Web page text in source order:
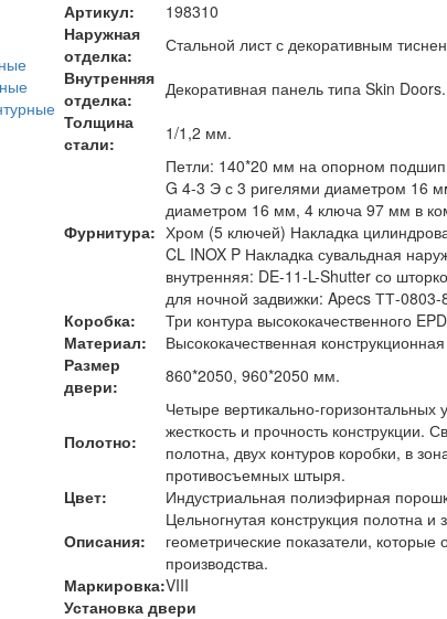
Артикул:
198310
Наружная
отделка:
Стальной лист с декоративным
Внутренняя
отделка:
Декоративная панель типа Skin
Толщина
стали:
1/1,2 мм.
Фурнитура:
Петли: 140*20 мм на опорном
G 4-3 Э с 3 ригелями диаметром 16
диаметром 16 мм, 4 ключа 97 мм в
Хром (5 ключей) Накладка
CL INOX P Накладка сувальдная
внутренняя: DE-11-L-Shutter со
для ночной задвижки: Apecs ТТ-
Коробка:
Три контура высококачественного
Материал:
Высококачественная
Размер
двери:
860*2050, 960*2050 мм.
Полотно:
Четыре вертикально-
жесткость и прочность
полотна, двух контуров коробки, в
противосъемных штыря.
Цвет:
Индустриальная полиэфирная
Описания:
Цельногнутая конструкция полотна
геометрические показатели,
производства.
Маркировка:VIII
Установка двери